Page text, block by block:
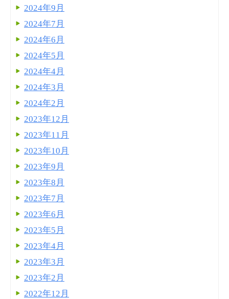
2024年9月
2024年7月
2024年6月
2024年5月
2024年4月
2024年3月
2024年2月
2023年12月
2023年11月
2023年10月
2023年9月
2023年8月
2023年7月
2023年6月
2023年5月
2023年4月
2023年3月
2023年2月
2022年12月